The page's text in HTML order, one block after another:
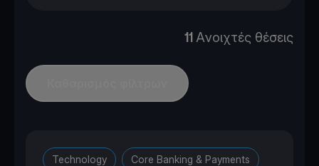
11 Aνοιχτές θέσεις
Technology Core Banking & Payments